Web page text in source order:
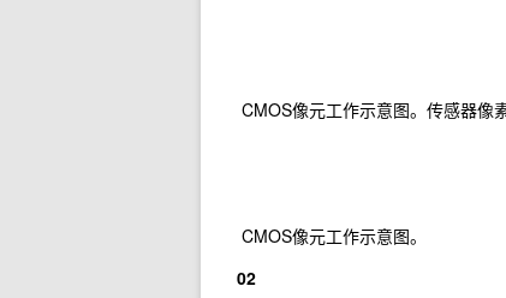
CMOS像元工作示意图。传感器像
CMOS像元工作示意图。
02